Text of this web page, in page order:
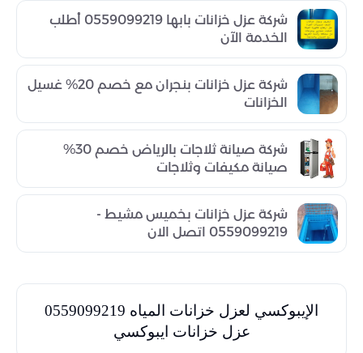
شركة عزل خزانات بابها 0559099219 أطلب
الخدمة الآن
شركة عزل خزانات بنجران مع خصم 20% غسيل
الخزانات
شركة صيانة ثلاجات بالرياض خصم 30%
صيانة مكيفات وثلاجات
شركة عزل خزانات بخميس مشيط -
0559099219 اتصل الان
الإيبوكسي لعزل خزانات المياه 0559099219
عزل خزانات ايبوكسي